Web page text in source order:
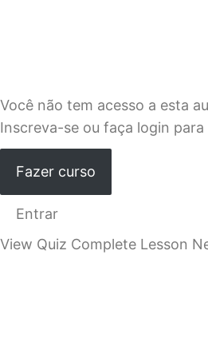
Você não tem acesso a esta
Inscreva-se ou faça login
Fazer curso
Entrar
View Quiz Complete Lesson